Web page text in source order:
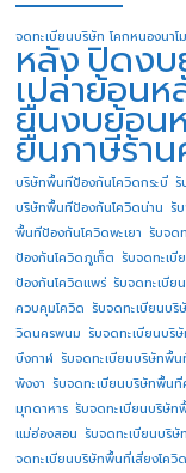
จดทะเบียนบริษัท โคกหนองนาโ
หลังปิดงบ
เปล่าย้อนห
ยื่นงบย้อน
ยื่นภาษีร้าน
บริษัทพื้นทีป้องกันโควิดกระบี่
บริษัทพื้นทีป้องกันโควิดน่าน รั
พื้นทีป้องกันโควิดพะเยา รับจด
ป้องกันโควิดภูเก็ต รับจดทะเ
ป้องกันโควิดแพร่ รับจดทะเบี
ควบคุมโควิด รับจดทะเบียนบ
วิดนครพนม รับจดทะเบียนบริ
บึงกาฬ รับจดทะเบียนบริษัทพื้น
พังงา รับจดทะเบียนบริษัทพื้น
มุกดาหาร รับจดทะเบียนบริษั
แม่ฮ่องสอน รับจดทะเบียนบริ
จดทะเบียนบริษัทพื้นที่เสี่ยงโควิ